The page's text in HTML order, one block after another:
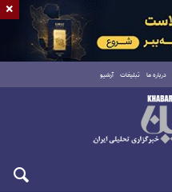
درباره ما تبلیغات آرشیو
×